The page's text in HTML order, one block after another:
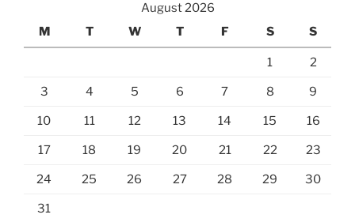
August 2026
M
T W T F S S
1 2
3 4 5 6 7 8 9
10 11 12 13 14 15 16
17 18 19 20 21 22 23
24 25 26 27 28 29 30
31